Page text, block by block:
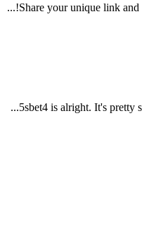
Share your unique link and
5sbet4 is alright. It's pretty